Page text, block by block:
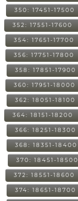
350: 17451-17500
352: 17551-17600
354: 17651-17700
356: 17751-17800
358: 17851-17900
360: 17951-18000
362: 18051-18100
364: 18151-18200
366: 18251-18300
368: 18351-18400
370: 18451-18500
372: 18551-18600
374: 18651-18700